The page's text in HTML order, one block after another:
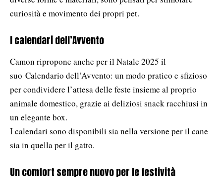
curiosità e movimento dei propri pet.
I calendari dell’Avvento
Camon ripropone anche per il Natale 2025 il
suo Calendario dell’Avvento: un modo pratico e sfizioso
per condividere l’attesa delle feste insieme al proprio
animale domestico, grazie ai deliziosi snack racchiusi in
un elegante box.
I calendari sono disponibili sia nella versione per il cane
sia in quella per il gatto.
Un comfort sempre nuovo per le festività